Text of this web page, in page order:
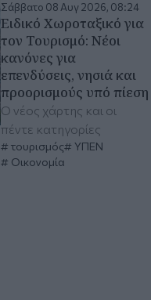
Σάββατο 08 Αυγ 2026, 08:24
Ειδικό Χωροταξικό για
τον Τουρισμό: Νέοι
κανόνες για
επενδύσεις, νησιά και
προορισμούς υπό πίεση
Ο νέος χάρτης και οι
πέντε κατηγορίες
τουρισμός
ΥΠΕΝ
Οικονομία